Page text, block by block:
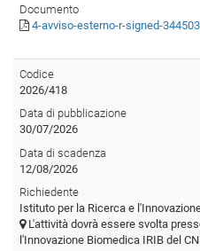
Documento
4-avviso-esterno-r-signed-
Codice
2026/418
Data di pubblicazione
30/07/2026
Data di scadenza
12/08/2026
Richiedente
Istituto per la Ricerca e
L'attività dovrà essere svolta
l'Innovazione Biomedica IRIB del